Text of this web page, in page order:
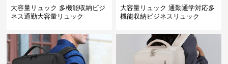
大容量リュック 多機能収納ビジ
ネス通勤大容量リュック
大容量リュック 通勤通学対応多
機能収納ビジネスリュック